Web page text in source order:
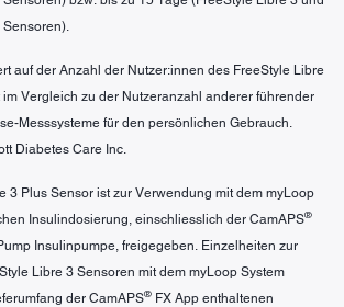
Sensoren).
auf der Anzahl der Nutzer:innen des FreeStyle Libre
im Vergleich zu der Nutzeranzahl anderer führender
Messsysteme für den persönlichen Gebrauch.
Diabetes Care Inc.
3 Plus Sensor ist zur Verwendung mit dem myLoop
Insulindosierung, einschliesslich der CamAPS®
Insulinpumpe, freigegeben. Einzelheiten zur
Libre 3 Sensoren mit dem myLoop System
der CamAPS® FX App enthaltenen